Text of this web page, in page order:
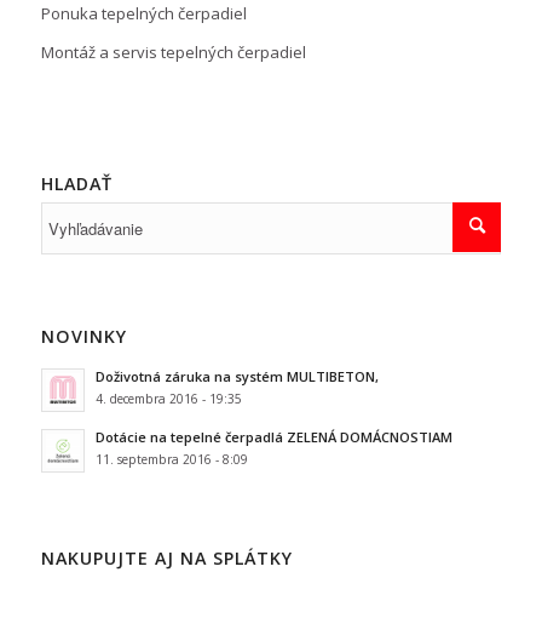
Ponuka tepelných čerpadiel
Montáž a servis tepelných čerpadiel
HLADAŤ
NOVINKY
Doživotná záruka na systém MULTIBETON,
4. decembra 2016 - 19:35
Dotácie na tepelné čerpadlá ZELENÁ DOMÁCNOSTIAM
11. septembra 2016 - 8:09
NAKUPUJTE AJ NA SPLÁTKY